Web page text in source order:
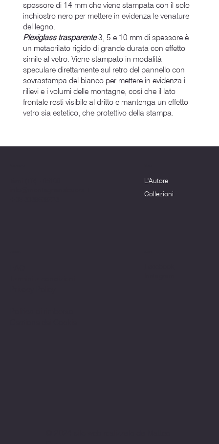
spessore di 14 mm che viene stampata con il solo
inchiostro nero per mettere in evidenza le venature
del legno.
Plexiglass trasparente3, 5 e 10 mm di spessore è
un metacrilato rigido di grande durata con effetto
simile al vetro. Viene stampato in modalità
speculare direttamente sul retro del pannello con
sovrastampa del bianco per mettere in evidenza i
rilievi e i volumi delle montagne, così che il lato
frontale resti visibile al dritto e mantenga un effetto
vetro sia estetico, che protettivo della stampa.
L'Autore
Collezioni